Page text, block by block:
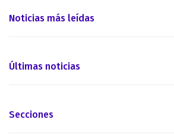
Noticias más leídas
Últimas noticias
Secciones